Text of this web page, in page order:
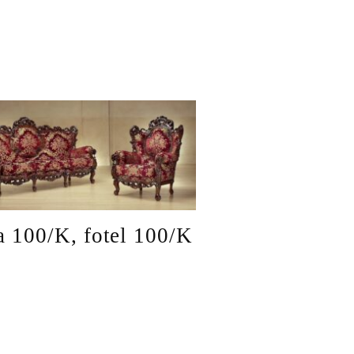
100/K, fotel 100/K